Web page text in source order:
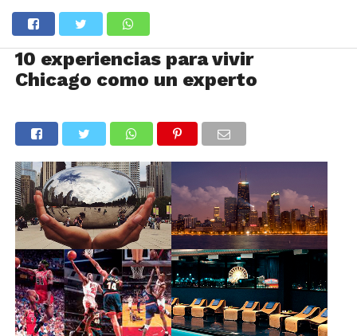
10 experiencias para vivir
Chicago como un experto